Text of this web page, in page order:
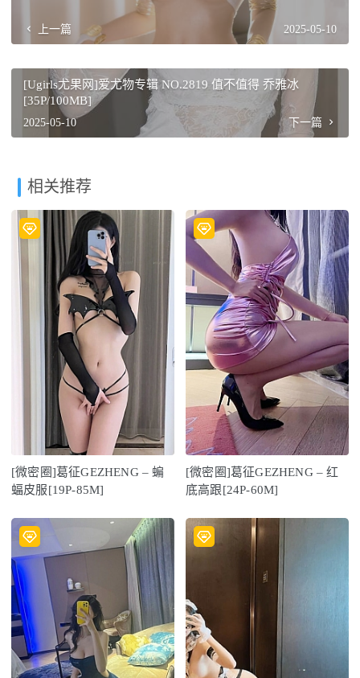
上一篇 2025-05-10
[Ugirls尤果网]爱尤物专辑 NO.2819 值不值得 乔雅冰
[35P/100MB]
2025-05-10 下一篇
相关推荐
[微密圈]葛征GEZHENG – 蝙
蝠皮服[19P-85M]
[微密圈]葛征GEZHENG – 红
底高跟[24P-60M]